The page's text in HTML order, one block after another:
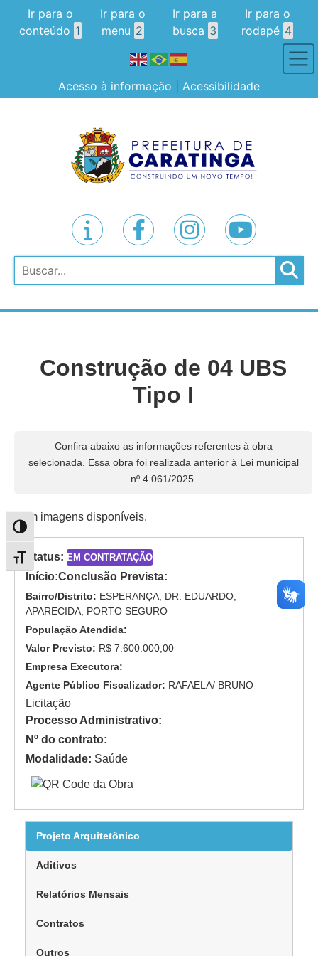
Alternar alto contraste
Alternar tamanho da fonte
Ir para o
conteúdo 1
Ir para o
menu 2
Ir para a
busca 3
Ir para o
rodapé 4
Acesso à informação Acessibilidade
Pesquisar
Construção de 04 UBS
Tipo I
Confira abaixo as informações referentes à obra
selecionada. Essa obra foi realizada anterior à Lei municipal
nº 4.061/2025.
Sem imagens disponíveis.
Status: EM CONTRATAÇÃO
Início:Conclusão Prevista:
Bairro/Distrito: ESPERANÇA, DR. EDUARDO,
APARECIDA, PORTO SEGURO
População Atendida:
Valor Previsto: R$ 7.600.000,00
Empresa Executora:
Agente Público Fiscalizador: RAFAELA/ BRUNO
Licitação
Processo Administrativo:
Nº do contrato:
Modalidade: Saúde
Projeto Arquitetônico
Aditivos
Relatórios Mensais
Contratos
Outros